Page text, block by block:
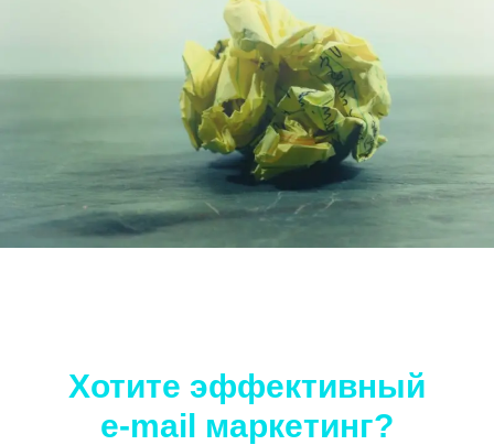
Хотите эффективный
e-mail маркетинг?